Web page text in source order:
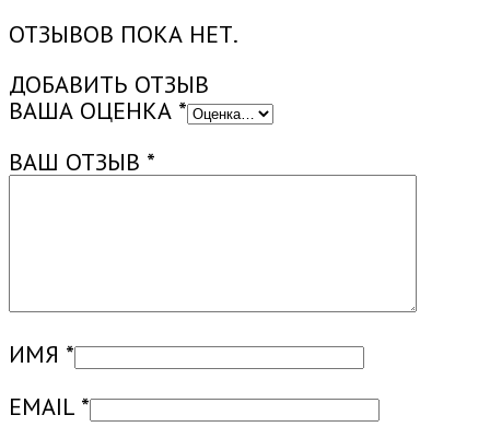
20
ПРЯМАЯ
ПЕЧАТЬ)
ОТЗЫВОВ ПОКА НЕТ.
ДОБАВИТЬ ОТЗЫВ
ВАША ОЦЕНКА *
ВАШ ОТЗЫВ *
ИМЯ *
EMAIL *